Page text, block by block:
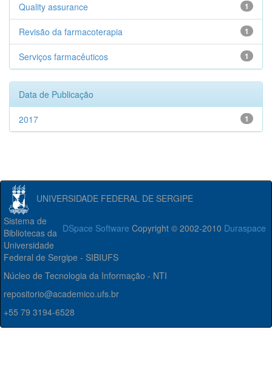
1
Quality assurance
1
Revisão da farmacoterapia
1
Serviços farmacêuticos
Data de Publicação
1
2017
UNIVERSIDADE FEDERAL DE SERGIPE
DSpace Software Copyright © 2002-2010 Duraspace
Sistema de
Bibliotecas da
Universidade
Federal de Sergipe - SIBIUFS
Núcleo de Tecnologia da Informação - NTI
repositorio@academico.ufs.br
+55 79 3194-6528